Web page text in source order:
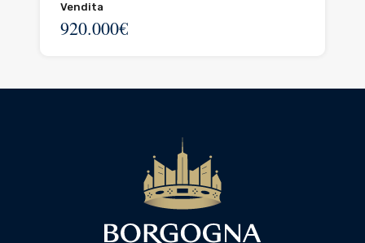
Vendita
920.000€